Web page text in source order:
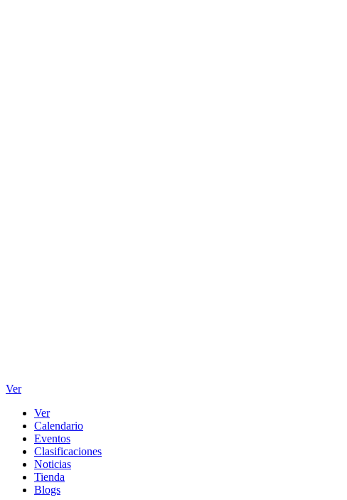
Ver
Ver
Calendario
Eventos
Clasificaciones
Noticias
Tienda
Blogs